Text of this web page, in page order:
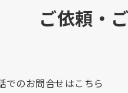
ご依頼・
でのお問合せはこちら